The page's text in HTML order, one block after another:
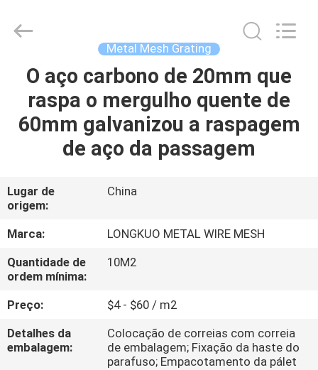
CASA
PRODUTOS
SOBRE
NÓS
EXCURSÃO
DA
FÁBRICA
Enterprise
Management
Reserved.
Metal Mesh Grating
O aço carbono de 20mm que
raspa o mergulho quente de
60mm galvanizou a raspagem
de aço da passagem
Lugar de
origem:
China
Marca:
LONGKUO METAL WIRE MESH
Quantidade de
ordem mínima:
10M2
Preço:
$4 - $60 / m2
Detalhes da
embalagem:
Colocação de correias com correia
de embalagem; Fixação da haste do
parafuso; Empacotamento da pálet